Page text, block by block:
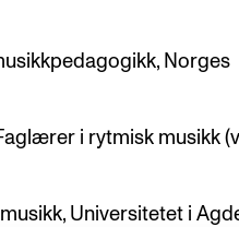
Norges
i rytmisk musikk
Universitetet i